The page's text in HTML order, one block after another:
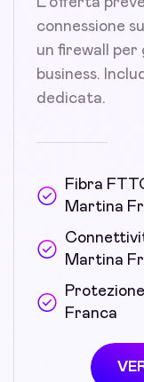
connessione
un firewall
business.
dedicata.
Fibra
Martina
Martina
Franca